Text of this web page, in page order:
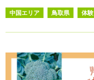
中国エリア 鳥取県 体験